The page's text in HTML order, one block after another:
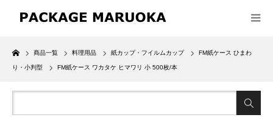
Home
商品一覧 料理用品 紙カップ・フイルムカップ FM紙ケース ひまわ
り・小判型 FM紙ケース ワカタケ ヒマワリ 小 500枚/本